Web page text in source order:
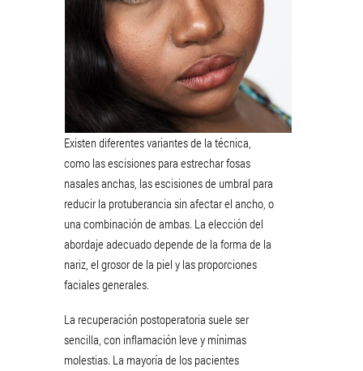
Existen diferentes variantes de la técnica,
como las escisiones para estrechar fosas
nasales anchas, las escisiones de umbral para
reducir la protuberancia sin afectar el ancho, o
una combinación de ambas. La elección del
abordaje adecuado depende de la forma de la
nariz, el grosor de la piel y las proporciones
faciales generales.
La recuperación postoperatoria suele ser
sencilla, con inflamación leve y mínimas
molestias. La mayoría de los pacientes